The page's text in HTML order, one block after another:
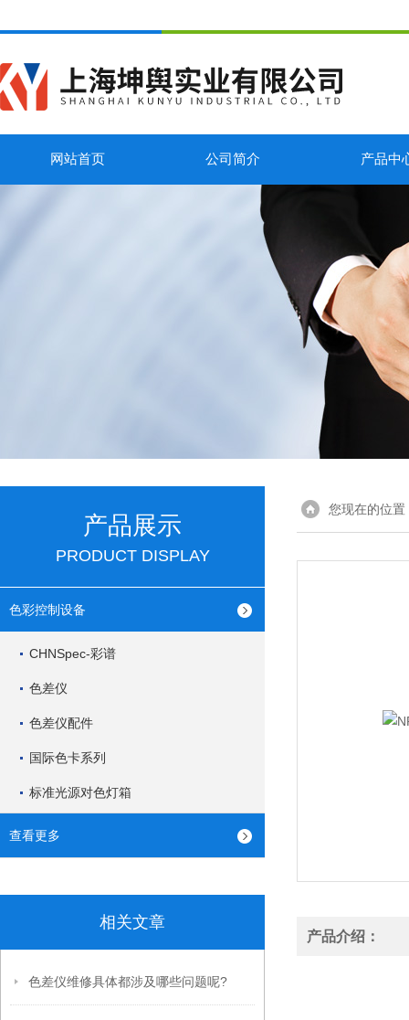
网站首页 公司简介 产品中
产品展示
PRODUCT DISPLAY
色彩控制设备
CHNSpec-彩谱
色差仪
色差仪配件
国际色卡系列
标准光源对色灯箱
查看更多
相关文章
色差仪维修具体都涉及哪些问题呢?
您现在的位置
产品介绍：